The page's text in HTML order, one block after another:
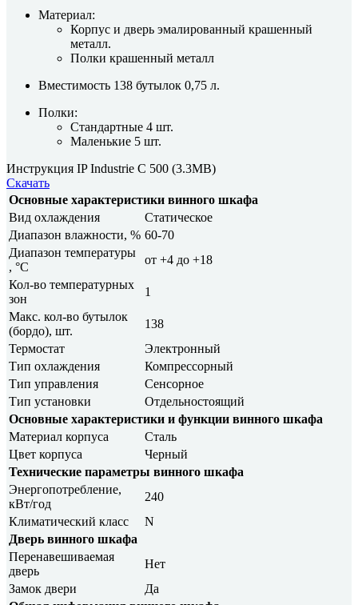
Материал:
Корпус и дверь эмалированный крашенный
металл.
Полки крашенный металл
Вместимость 138 бутылок 0,75 л.
Полки:
Стандартные 4 шт.
Маленькие 5 шт.
Инструкция IP Industrie C 500 (3.3MB)
Скачать
Основные характеристики винного шкафа
Вид охлаждения
Статическое
Диапазон влажности, % 60-70
Диапазон температуры
, °C
от +4 до +18
Кол-во температурных
зон
1
Макс. кол-во бутылок
(бордо), шт.
138
Термостат
Электронный
Тип охлаждения
Компрессорный
Тип управления
Сенсорное
Тип установки
Отдельностоящий
Основные характеристики и функции винного шкафа
Материал корпуса
Сталь
Цвет корпуса
Черный
Технические параметры винного шкафа
Энергопотребление,
кВт/год
240
Климатический класс
N
Дверь винного шкафа
Перенавешиваемая
дверь
Нет
Замок двери
Да